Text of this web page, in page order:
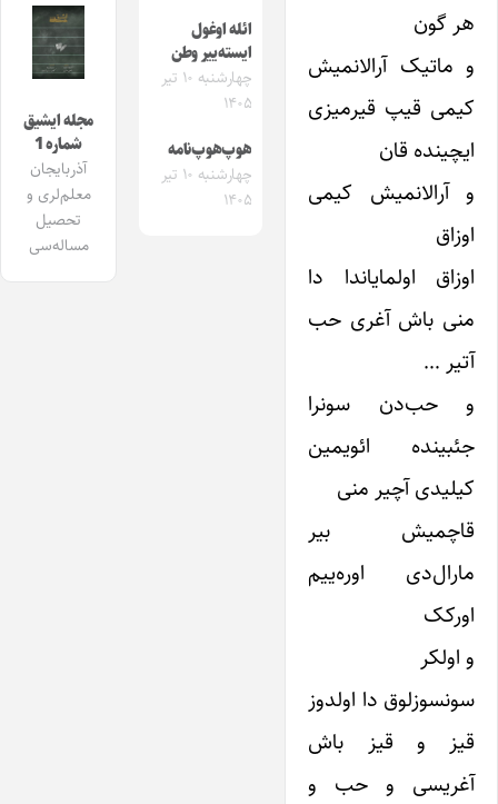
هر گون
و ماتیک آرالانمیش
کیمی قیپ قیرمیزی
ایچینده قان
و آرالانمیش کیمی
اوزاق
اوزاق اولمایاندا دا
منی باش آغری حب
آتیر …
و حب‌دن سونرا
جئبینده ائویمین
کیلیدی آچیر منی
قاچمیش بیر
مارال‌دی اوره‌ییم
اورکک
و اولکر
سونسوزلوق دا اولدوز
قیز و قیز باش
آغریسی و حب و
ائله اوغول
ایسته‌ییر وطن
چهارشنبه ۱۰ تیر
۱۴۰۵
هوپ‌هوپ‌نامه
چهارشنبه ۱۰ تیر
۱۴۰۵
مجله ایشیق
شماره 1
آذربایجان
معلم‌لری و
تحصیل
مساله‌سی